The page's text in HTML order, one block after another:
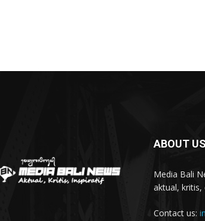
ABOUT US
Media Bali
aktual, kritis,
Contact us: